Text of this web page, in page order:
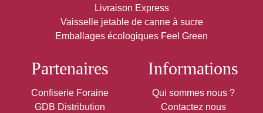
Livraison Express
Vaisselle jetable de canne à sucre
Emballages écologiques Feel Green
Partenaires
Confiserie Foraine
GDB Distribution
Informations
Qui sommes nous ?
Contactez nous